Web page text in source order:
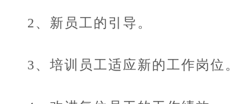
2、新员工的引导。
3、培训员工适应新的工作岗位。